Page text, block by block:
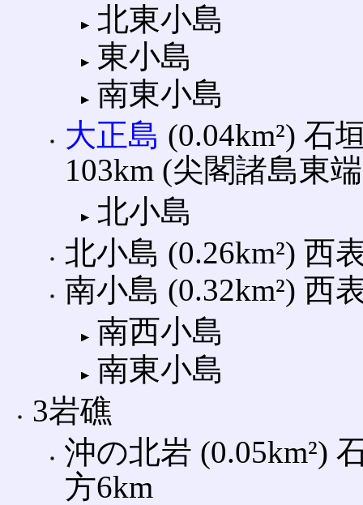
北東小島
東小島
南東小島
大正島 (0.04km²) 石
103km (尖閣諸島東
北小島
北小島 (0.26km²) 西
南小島 (0.32km²) 西
南西小島
南東小島
3岩礁
沖の北岩 (0.05km²)
方6km